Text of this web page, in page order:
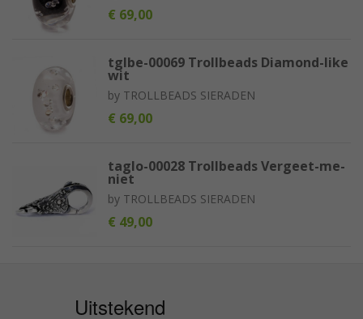
€ 69,00
tglbe-00069 Trollbeads Diamond-like
wit
by TROLLBEADS SIERADEN
€ 69,00
taglo-00028 Trollbeads Vergeet-me-
niet
by TROLLBEADS SIERADEN
€ 49,00